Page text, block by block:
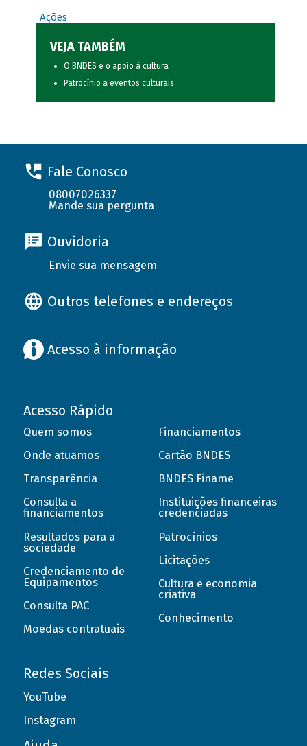
Ações
VEJA TAMBÉM
O BNDES e o apoio à cultura
Patrocínio a eventos culturais
Fale Conosco
08007026337
Mande sua pergunta
Ouvidoria
Envie sua mensagem
Outros telefones e endereços
Acesso à informação
Acesso Rápido
Quem somos
Onde atuamos
Transparência
Consulta a
financiamentos
Resultados para a
sociedade
Credenciamento de
Equipamentos
Consulta PAC
Moedas contratuais
Financiamentos
Cartão BNDES
BNDES Finame
Instituições financeiras
credenciadas
Patrocínios
Licitações
Cultura e economia
criativa
Conhecimento
Redes Sociais
YouTube
Instagram